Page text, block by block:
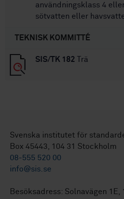
användningsklass 4
sötvatten eller
TEKNISK KOMMITTÉ
SIS/TK 182 Trä
Svenska institutet för
Box 45443, 104 31 Stockholm
08-555 520 00
info@sis.se
Besöksadress: Solnavägen 1E,